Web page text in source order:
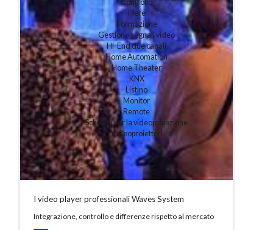
I video player professionali Waves System
Integrazione, controllo e differenze rispetto al mercato
Controllo
Fiere
Formazione
Gestione segnali video
Hi-End due canali
Home Automation
Home Theater
KNX
Listino
Monitor
Remote
Schermi per la videoproiezione
Videoproiettori